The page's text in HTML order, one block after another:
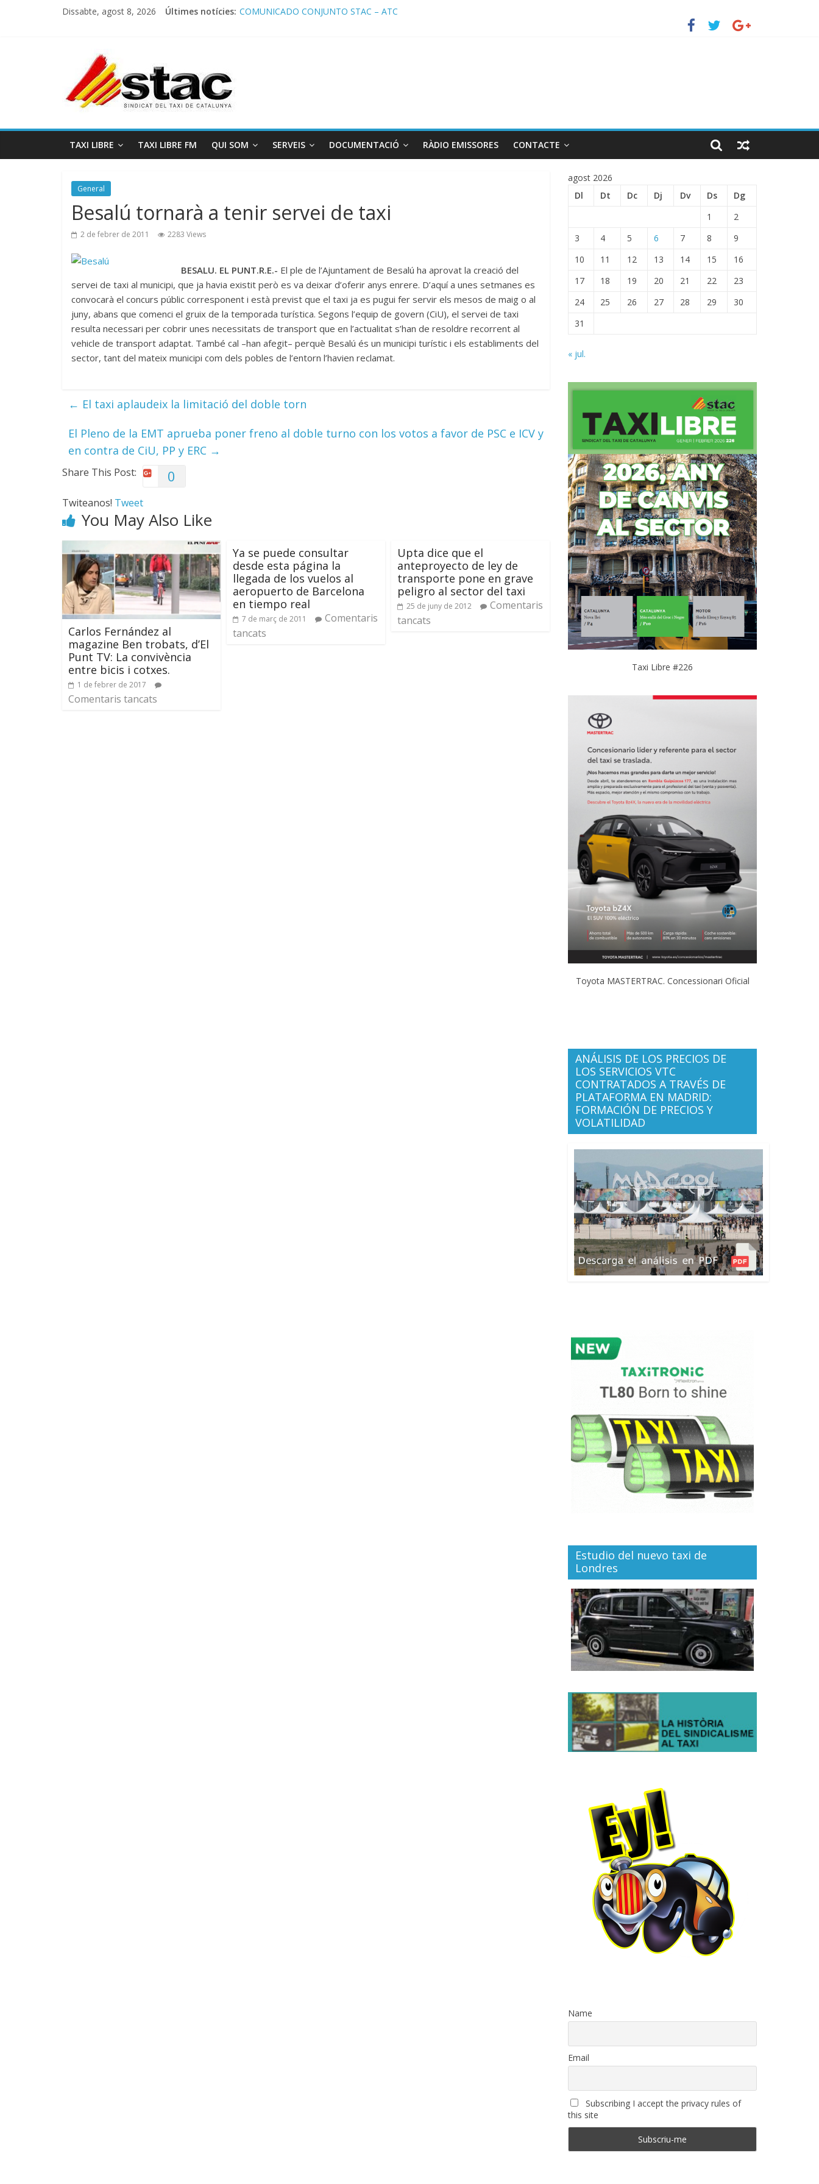
Dissabte, agost 8, 2026 Últimes notícies: COMUNICADO CONJUNTO STAC – ATC
TAXI LIBRE TAXI LIBRE FM QUI SOM SERVEIS DOCUMENTACIÓ RÀDIO EMISSORES CONTACTE
General
Besalú tornarà a tenir servei de taxi
2 de febrer de 2011 2283 Views
BESALU. EL PUNT.R.E.- El ple de l’Ajuntament de Besalú ha aprovat la creació del
servei de taxi al municipi, que ja havia existit però es va deixar d’oferir anys enrere. D’aquí a unes setmanes es
convocarà el concurs públic corresponent i està previst que el taxi ja es pugui fer servir els mesos de maig o al
juny, abans que comenci el gruix de la temporada turística. Segons l’equip de govern (CiU), el servei de taxi
resulta necessari per cobrir unes necessitats de transport que en l’actualitat s’han de resoldre recorrent al
vehicle de transport adaptat. També cal –han afegit– perquè Besalú és un municipi turístic i els establiments del
sector, tant del mateix municipi com dels pobles de l’entorn l’havien reclamat.
← El taxi aplaudeix la limitació del doble torn
El Pleno de la EMT aprueba poner freno al doble turno con los votos a favor de PSC e ICV y
en contra de CiU, PP y ERC →
Share This Post: 0
Twiteanos! Tweet
You May Also Like
Carlos Fernández al
magazine Ben trobats, d’El
Punt TV: La convivència
entre bicis i cotxes.
1 de febrer de 2017
Comentaris tancats
Ya se puede consultar
desde esta página la
llegada de los vuelos al
aeropuerto de Barcelona
en tiempo real
7 de març de 2011
Comentaris
tancats
Upta dice que el
anteproyecto de ley de
transporte pone en grave
peligro al sector del taxi
25 de juny de 2012
Comentaris
tancats
agost 2026
Dl
Dt Dc Dj Dv Ds
Dg
1
2
3
4 5 6 7 8
9
10
11 12 13 14 15
16
17
18 19 20 21 22
23
24
25 26 27 28 29
30
31
« jul.
Taxi Libre #226
Toyota MASTERTRAC. Concessionari Oficial
ANÁLISIS DE LOS PRECIOS DE
LOS SERVICIOS VTC
CONTRATADOS A TRAVÉS DE
PLATAFORMA EN MADRID:
FORMACIÓN DE PRECIOS Y
VOLATILIDAD
Estudio del nuevo taxi de
Londres
Name
Email
Subscribing I accept the privacy rules of
this site